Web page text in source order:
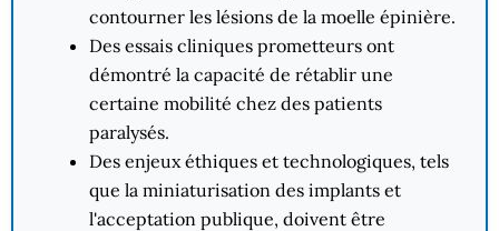
contourner les lésions de la moelle épinière.
Des essais cliniques prometteurs ont
démontré la capacité de rétablir une
certaine mobilité chez des patients
paralysés.
Des enjeux éthiques et technologiques, tels
que la miniaturisation des implants et
l'acceptation publique, doivent être